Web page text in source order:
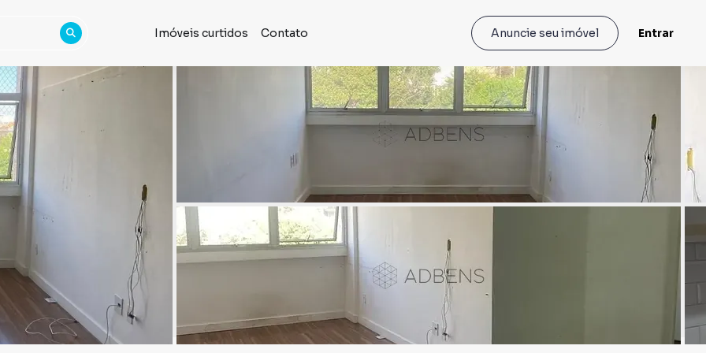
Imóveis curtidos Contato Anuncie seu imóvel Entrar